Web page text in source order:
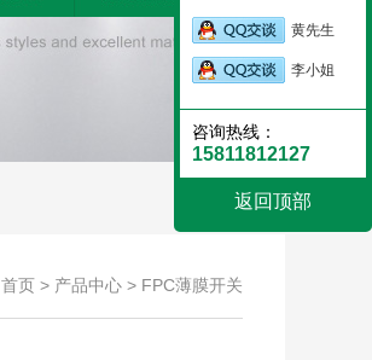
首页 > 产品中心 > FPC薄膜开关
黄先生
李小姐
咨询热线：
15811812127
返回顶部